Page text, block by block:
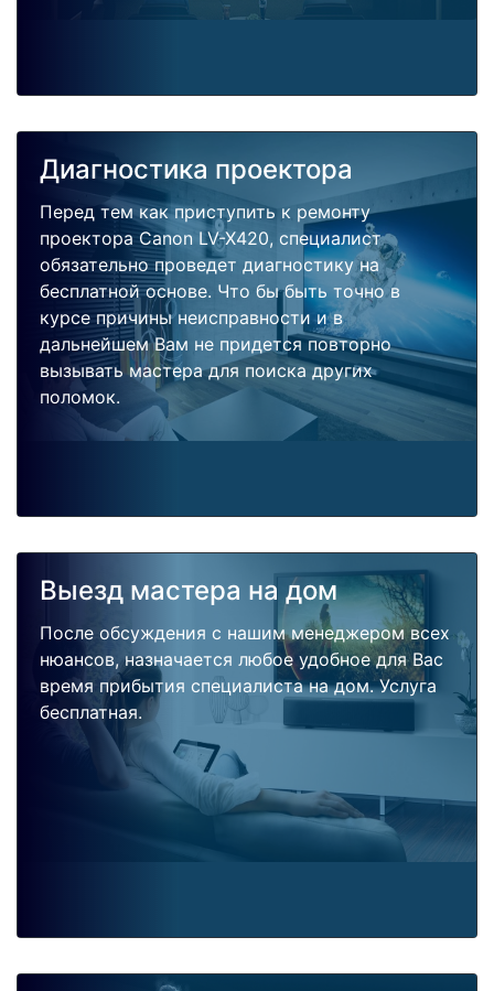
Диагностика проектора
Перед тем как приступить к ремонту
проектора Canon LV-X420, специалист
обязательно проведет диагностику на
бесплатной основе. Что бы быть точно в
курсе причины неисправности и в
дальнейшем Вам не придется повторно
вызывать мастера для поиска других
поломок.
Выезд мастера на дом
После обсуждения с нашим менеджером всех
нюансов, назначается любое удобное для Вас
время прибытия специалиста на дом. Услуга
бесплатная.